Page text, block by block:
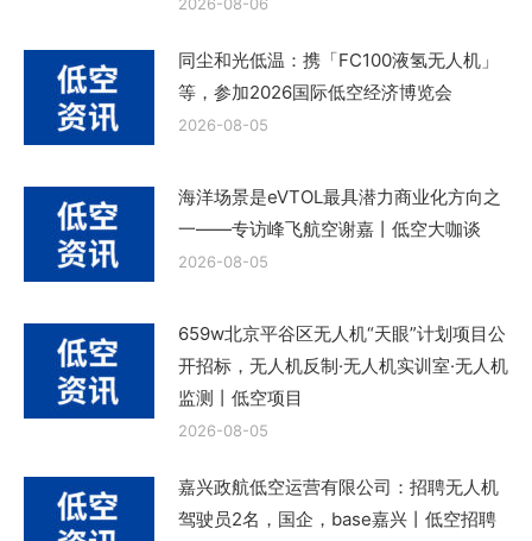
同尘和光低温：携「FC100液氢无人机」
等，参加2026国际低空经济博览会
2026-08-05
海洋场景是eVTOL最具潜力商业化方向之
一——专访峰飞航空谢嘉丨低空大咖谈
2026-08-05
659w北京平谷区无人机“天眼”计划项目公
开招标，无人机反制·无人机实训室·无人机
监测丨低空项目
2026-08-05
嘉兴政航低空运营有限公司：招聘无人机
驾驶员2名，国企，base嘉兴丨低空招聘